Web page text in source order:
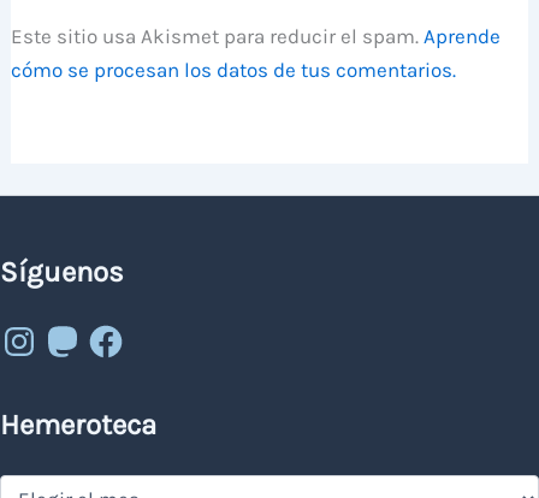
Este sitio usa Akismet para reducir el spam.Aprende
cómo se procesan los datos de tus comentarios.
Síguenos
Instagram
MastodonFacebook
Hemeroteca
Hemeroteca